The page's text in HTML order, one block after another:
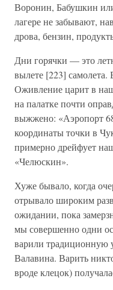
Воронин, Бабушкин
лагере не забывают,
дрова, бензин,
Дни горячки — это
вылете [223] самолета.
Оживление царит в
на палатке почти
выжжено: «Аэропорт
координаты точки в
примерно дрейфует
«Челюскин».
Хуже бывало, когда
отрывало широким
ожидании, пока
мы совершенно одни
варили традиционную
Валавина. Варить
вроде клецок)